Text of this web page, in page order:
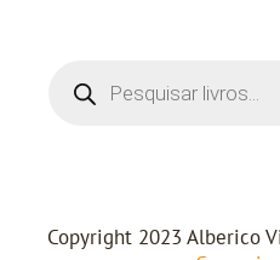
Copyright 2023 Alberico